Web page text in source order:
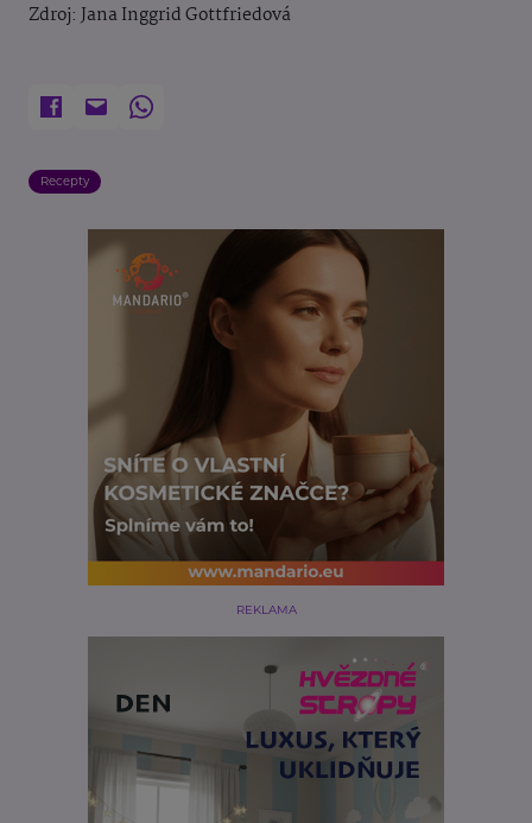
Zdroj: Jana Inggrid Gottfriedová
Recepty
REKLAMA